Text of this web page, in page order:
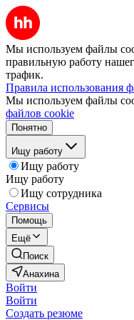
Мы используем файлы
правильную работу
трафик.
Правила использования
Мы используем файлы
файлов cookie
Понятно
Ищу работу
Ищу работу
Ищу работу
Ищу сотрудника
Сервисы
Помощь
Ещё
Поиск
Анахина
Войти
Войти
Создать резюме